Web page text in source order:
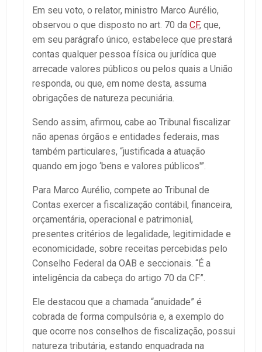
Em seu voto, o relator, ministro Marco Aurélio,
observou o que disposto no art. 70 da CF, que,
em seu parágrafo único, estabelece que prestará
contas qualquer pessoa física ou jurídica que
arrecade valores públicos ou pelos quais a União
responda, ou que, em nome desta, assuma
obrigações de natureza pecuniária.
Sendo assim, afirmou, cabe ao Tribunal fiscalizar
não apenas órgãos e entidades federais, mas
também particulares, “justificada a atuação
quando em jogo ‘bens e valores públicos'”.
Para Marco Aurélio, compete ao Tribunal de
Contas exercer a fiscalização contábil, financeira,
orçamentária, operacional e patrimonial,
presentes critérios de legalidade, legitimidade e
economicidade, sobre receitas percebidas pelo
Conselho Federal da OAB e seccionais. “É a
inteligência da cabeça do artigo 70 da CF”.
Ele destacou que a chamada “anuidade” é
cobrada de forma compulsória e, a exemplo do
que ocorre nos conselhos de fiscalização, possui
natureza tributária, estando enquadrada na